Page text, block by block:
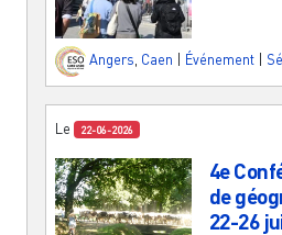
Angers Caen Événement
Le 22-06-2026
4e
de
22-26